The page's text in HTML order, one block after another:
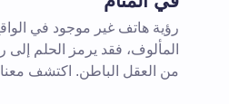
رؤية هاتف غير موجود في
المألوف، فقد يرمز الحلم
من العقل الباطن. اكتشف